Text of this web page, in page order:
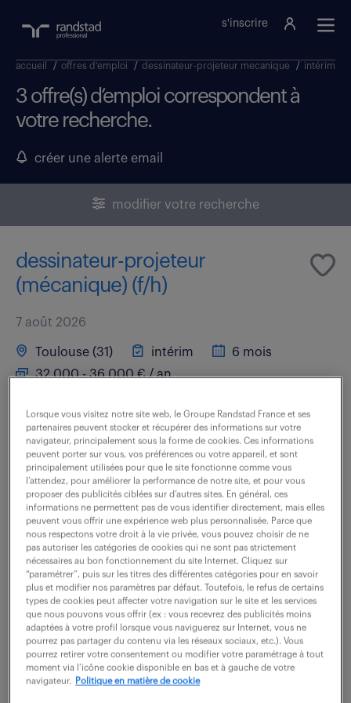
s'inscrire
accueil / offres d'emploi / dessinateur-projeteur mecanique / intérim
3 offre(s) d’emploi correspondent à
votre recherche.
créer une alerte email
modifier votre recherche
dessinateur-projeteur
(mécanique) (f/h)
7 août 2026
Toulouse (31) intérim
6 mois
32 000 - 36 000 € / an
Ce poste, basé à TOULOUSE est à pourvoir dans le
cadre d'une mission d'intérim de 3 mois,
renouvelable. En tant que Technicien Développement
Mécanique, vous assurez la conception CAO d'une...
voir l'offre
dessinateur-projeteur
(mécanique) (f/h)
27 juillet 2026
Lorsque vous visitez notre site web, le Groupe Randstad France et ses
partenaires peuvent stocker et récupérer des informations sur votre
navigateur, principalement sous la forme de cookies. Ces informations
peuvent porter sur vous, vos préférences ou votre appareil, et sont
principalement utilisées pour que le site fonctionne comme vous
l’attendez, pour améliorer la performance de notre site, et pour vous
proposer des publicités ciblées sur d’autres sites. En général, ces
informations ne permettent pas de vous identifier directement, mais elles
peuvent vous offrir une expérience web plus personnalisée. Parce que
nous respectons votre droit à la vie privée, vous pouvez choisir de ne
pas autoriser les catégories de cookies qui ne sont pas strictement
nécessaires au bon fonctionnement du site Internet. Cliquez sur
“paramétrer”, puis sur les titres des différentes catégories pour en savoir
plus et modifier nos paramètres par défaut. Toutefois, le refus de certains
types de cookies peut affecter votre navigation sur le site et les services
que nous pouvons vous offrir (ex : vous recevrez des publicités moins
adaptées à votre profil lorsque vous naviguerez sur Internet, vous ne
pourrez pas partager du contenu via les réseaux sociaux, etc.). Vous
pourrez retirer votre consentement ou modifier votre paramétrage à tout
moment via l’icône cookie disponible en bas et à gauche de votre
navigateur.
Politique en matière de cookie